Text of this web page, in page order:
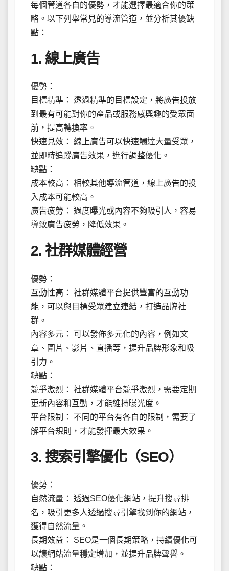
每個管道各自的優勢，才能選擇最適合你的策
略。以下列舉常見的導流管道，並分析其優缺
點：
1. 線上廣告
優勢：
目標精準： 透過精準的目標設定，將廣告投放
到最有可能對你的產品或服務感興趣的受眾面
前，提高轉換率。
快速見效： 線上廣告可以快速觸達大量受眾，
並即時追蹤廣告效果，進行調整優化。
缺點：
成本較高： 相較其他導流管道，線上廣告的投
入成本可能較高。
廣告疲勞： 過度曝光或內容不夠吸引人，容易
導致廣告疲勞，降低效果。
2. 社群媒體經營
優勢：
互動性高： 社群媒體平台提供豐富的互動功
能，可以與目標受眾建立連結，打造品牌社
群。
內容多元： 可以發佈多元化的內容，例如文
章、圖片、影片、直播等，提升品牌形象和吸
引力。
缺點：
競爭激烈： 社群媒體平台競爭激烈，需要定期
更新內容和互動，才能維持曝光度。
平台限制： 不同的平台有各自的限制，需要了
解平台規則，才能發揮最大效果。
3. 搜索引擎優化（SEO）
優勢：
自然流量： 透過SEO優化網站，提升搜尋排
名，吸引更多人透過搜尋引擎找到你的網站，
獲得自然流量。
長期效益： SEO是一個長期策略，持續優化可
以讓網站流量穩定增加，並提升品牌聲譽。
缺點：